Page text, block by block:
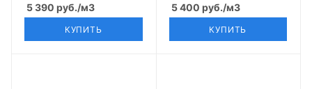
5 390 руб./м3
КУПИТЬ
5 400 руб./м3
КУПИТЬ